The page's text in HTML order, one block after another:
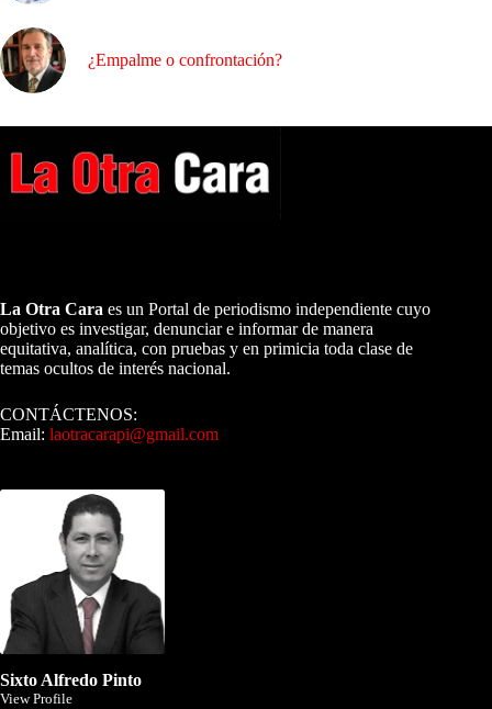
¿Empalme o confrontación?
La Otra Cara es un Portal de periodismo independiente cuyo
objetivo es investigar, denunciar e informar de manera
equitativa, analítica, con pruebas y en primicia toda clase de
temas ocultos de interés nacional.
CONTÁCTENOS:
Email: laotracarapi@gmail.com
Sixto Alfredo Pinto
View Profile